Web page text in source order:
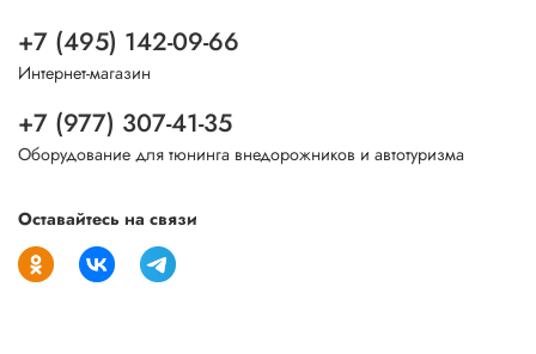
+7 (495) 142-09-66
Интернет-магазин
+7 (977) 307-41-35
Оборудование для тюнинга внедорожников и автотуризма
Оставайтесь на связи